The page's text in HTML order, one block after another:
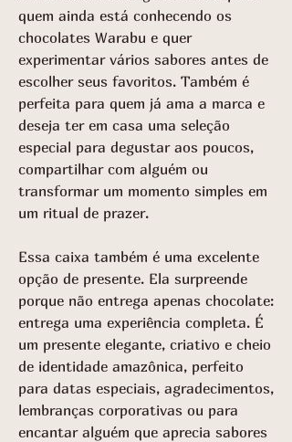
quem ainda está conhecendo os
chocolates Warabu e quer
experimentar vários sabores antes de
escolher seus favoritos. Também é
perfeita para quem já ama a marca e
deseja ter em casa uma seleção
especial para degustar aos poucos,
compartilhar com alguém ou
transformar um momento simples em
um ritual de prazer.
Essa caixa também é uma excelente
opção de presente. Ela surpreende
porque não entrega apenas chocolate:
entrega uma experiência completa. É
um presente elegante, criativo e cheio
de identidade amazônica, perfeito
para datas especiais, agradecimentos,
lembranças corporativas ou para
encantar alguém que aprecia sabores